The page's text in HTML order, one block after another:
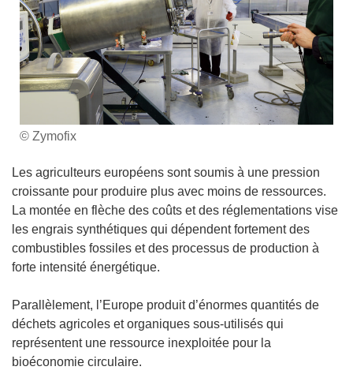
© Zymofix
Les agriculteurs européens sont soumis à une pression
croissante pour produire plus avec moins de ressources.
La montée en flèche des coûts et des réglementations vise
les engrais synthétiques qui dépendent fortement des
combustibles fossiles et des processus de production à
forte intensité énergétique.
Parallèlement, l’Europe produit d’énormes quantités de
déchets agricoles et organiques sous-utilisés qui
représentent une ressource inexploitée pour la
bioéconomie circulaire.